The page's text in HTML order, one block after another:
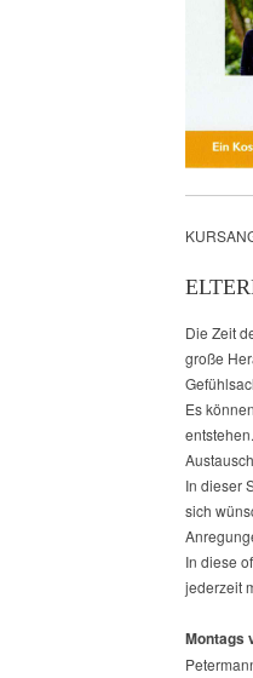
Die Zeit
große
Es
In dieser
sich
In diese
jederzeit
Montags